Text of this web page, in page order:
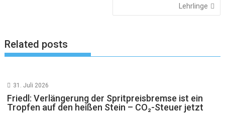
Lehrlinge
Related posts
31. Juli 2026
Friedl: Verlängerung der Spritpreisbremse ist ein
Tropfen auf den heißen Stein – CO₂-Steuer jetzt